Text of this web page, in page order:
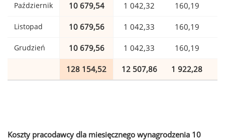
Październik 10 679,54 1 042,32 160,19
Listopad 10 679,56 1 042,33 160,19
Grudzień 10 679,56 1 042,33 160,19
128 154,52 12 507,86 1 922,28
Koszty pracodawcy dla miesięcznego wynagrodzenia 10